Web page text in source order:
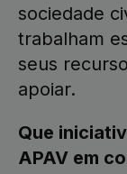
sociedade
trabalham
seus
apoiar.
Que
APAV em